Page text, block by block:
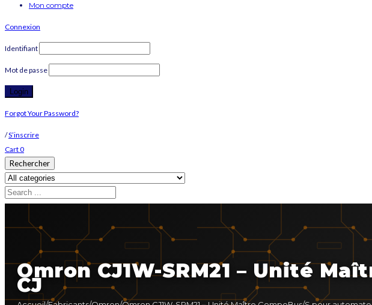
Mon compte
Connexion
Identifiant
Mot de passe
Forgot Your Password?
/S’inscrire
Cart0
Rechercher
Omron CJ1W-SRM21 – Unité
CJ